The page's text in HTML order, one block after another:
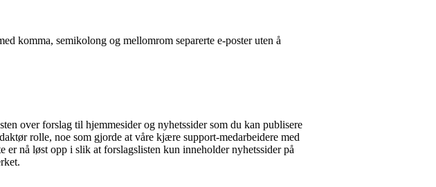
komma, semikolong og mellomrom separerte e-poster uten å
over forslag til hjemmesider og nyhetssider som du kan publisere
rolle, noe som gjorde at våre kjære support-medarbeidere med
er nå løst opp i slik at forslagslisten kun inneholder nyhetssider på